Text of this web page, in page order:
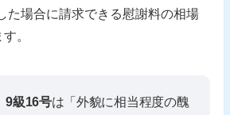
た場合に請求できる慰謝料の相場
。
9級16号は「外貌に相当程度の醜